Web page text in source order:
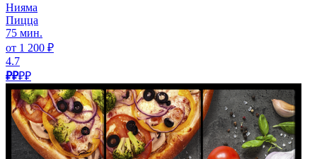
Нияма
Пицца
75 мин.
от 1 200 ₽
4.7
₽₽₽₽